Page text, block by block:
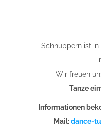
Schnuppern ist
Wir freuen
Tanze
Informationen
Mail:dance-